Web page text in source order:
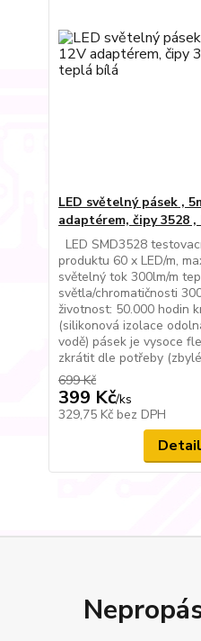
LED světelný pásek ,
adaptérem, čipy 3528
LED SMD3528
produktu 60 x LED/m,
světelný tok 300lm/m
světla/chromatičnosti
životnost: 50.000 hodin
(silikonová izolace
vodě) pásek je vysoce
zkrátit dle potřeby
699 Kč
399 Kč/ks
329,75 Kč bez DPH
Detail